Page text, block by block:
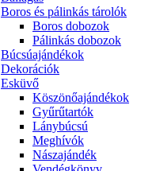
Boros és pálinkás tárolók
Boros dobozok
Pálinkás dobozok
Búcsúajándékok
Dekorációk
Esküvő
Köszönőajándékok
Gyűrűtartók
Lánybúcsú
Meghívók
Nászajándék